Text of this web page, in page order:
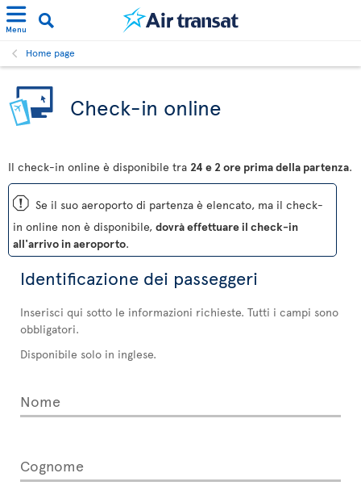
Menu
Home page
Check-in online
Il check-in online è disponibile tra 24 e 2 ore prima della partenza.
ü Se il suo aeroporto di partenza è elencato, ma il check-
in online non è disponibile, dovrà effettuare il check-in
all'arrivo in aeroporto.
Identificazione dei passeggeri
Inserisci qui sotto le informazioni richieste. Tutti i campi sono
obbligatori.
Disponibile solo in inglese.
Nome
Cognome